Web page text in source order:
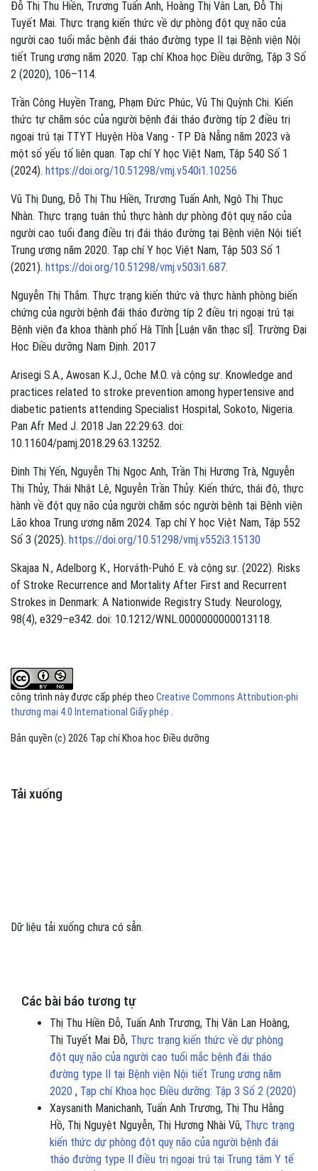
Tải xuống
Dữ liệu tải xuống chưa có sẵn.
Đỗ Thị Thu Hiền, Trương Tuấn Anh, Hoàng Thị Vân Lan, Đỗ Thị
Tuyết Mai. Thực trạng kiến thức về dự phòng đột quỵ não của
người cao tuổi mắc bệnh đái tháo đường type II tại Bệnh viện Nội
tiết Trung ương năm 2020. Tạp chí Khoa học Điều dưỡng, Tập 3 Số
2 (2020), 106–114.
Trần Công Huyền Trang, Phạm Đức Phúc, Vũ Thị Quỳnh Chi. Kiến
thức tự chăm sóc của người bệnh đái tháo đường típ 2 điều trị
ngoại trú tại TTYT Huyện Hòa Vang - TP Đà Nẵng năm 2023 và
một số yếu tố liên quan. Tạp chí Y học Việt Nam, Tập 540 Số 1
(2024). https://doi.org/10.51298/vmj.v540i1.10256
Vũ Thị Dung, Đỗ Thị Thu Hiền, Trương Tuấn Anh, Ngô Thị Thục
Nhàn. Thực trạng tuân thủ thực hành dự phòng đột quỵ não của
người cao tuổi đang điều trị đái tháo đường tại Bệnh viện Nội tiết
Trung ương năm 2020. Tạp chí Y học Việt Nam, Tập 503 Số 1
(2021). https://doi.org/10.51298/vmj.v503i1.687.
Nguyễn Thị Thắm. Thực trạng kiến thức và thực hành phòng biến
chứng của người bệnh đái tháo đường típ 2 điều trị ngoại trú tại
Bệnh viện đa khoa thành phố Hà Tĩnh [Luận văn thạc sĩ]. Trường Đại
Hoc Điều dưỡng Nam Định. 2017
Arisegi S.A., Awosan K.J., Oche M.O. và cộng sự. Knowledge and
practices related to stroke prevention among hypertensive and
diabetic patients attending Specialist Hospital, Sokoto, Nigeria.
Pan Afr Med J. 2018 Jan 22:29:63. doi:
10.11604/pamj.2018.29.63.13252.
Đinh Thị Yến, Nguyễn Thị Ngọc Anh, Trần Thị Hương Trà, Nguyễn
Thị Thủy, Thái Nhật Lệ, Nguyễn Trần Thủy. Kiến thức, thái độ, thực
hành về đột quỵ não của người chăm sóc người bệnh tại Bệnh viện
Lão khoa Trung ương năm 2024. Tạp chí Y học Việt Nam, Tập 552
Số 3 (2025). https://doi.org/10.51298/vmj.v552i3.15130
Skajaa N., Adelborg K., Horváth-Puhó E. và cộng sự. (2022). Risks
of Stroke Recurrence and Mortality After First and Recurrent
Strokes in Denmark: A Nationwide Registry Study. Neurology,
98(4), e329–e342. doi: 10.1212/WNL.0000000000013118.
công trình này được cấp phép theo Creative Commons Attribution-phi
thương mại 4.0 International Giấy phép .
Bản quyền (c) 2026 Tạp chí Khoa học Điều dưỡng
Các bài báo tương tự
Thị Thu Hiền Đỗ, Tuấn Anh Trương, Thị Vân Lan Hoàng,
Thị Tuyết Mai Đỗ, Thực trạng kiến thức về dự phòng
đột quỵ não của người cao tuổi mắc bệnh đái tháo
đường type II tại Bệnh viện Nội tiết Trung ương năm
2020 , Tạp chí Khoa học Điều dưỡng: Tập 3 Số 2 (2020)
Xaysanith Manichanh, Tuấn Anh Trương, Thị Thu Hằng
Hồ, Thị Nguyệt Nguyễn, Thị Hương Nhài Vũ, Thực trạng
kiến thức dự phòng đột quỵ não của người bệnh đái
tháo đường type II điều trị ngoại trú tại Trung tâm Y tế